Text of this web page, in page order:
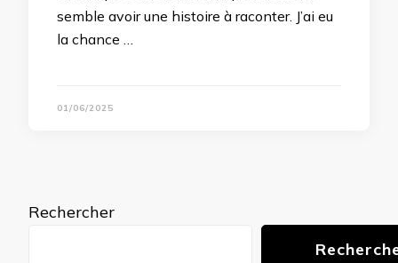
semble avoir une histoire à raconter. J’ai eu
la chance …
01/06/2025
Rechercher